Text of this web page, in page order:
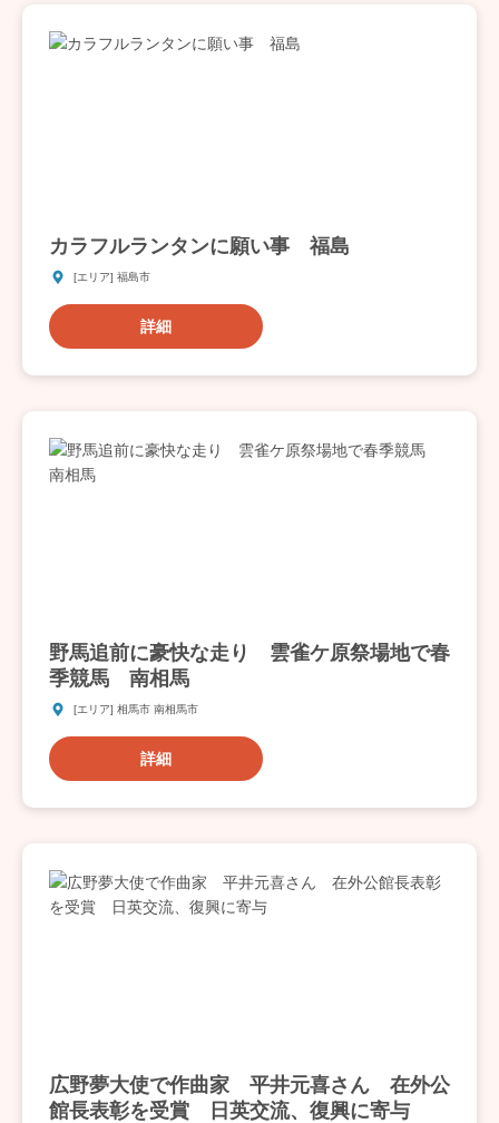
カラフルランタンに願い事 福島
[エリア] 福島市
詳細
野馬追前に豪快な走り 雲雀ケ原祭場地で春
季競馬 南相馬
[エリア] 相馬市 南相馬市
詳細
広野夢大使で作曲家 平井元喜さん 在外公
館長表彰を受賞 日英交流、復興に寄与